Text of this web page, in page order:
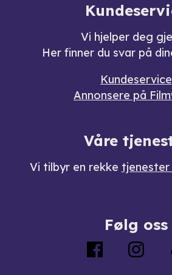
Vi hjelper deg
Her finner du svar på
Kundeservice
Annonsere på
Våre
Vi tilbyr en rekke
Følg oss